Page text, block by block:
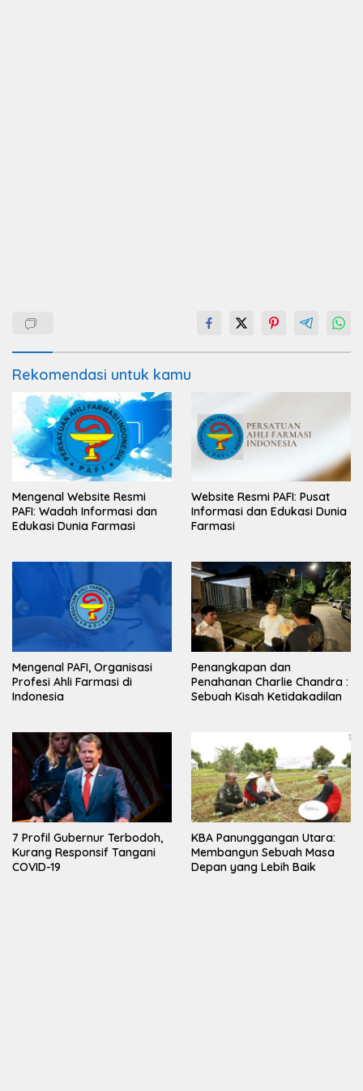
Rekomendasi untuk kamu
Mengenal Website Resmi
PAFI: Wadah Informasi dan
Edukasi Dunia Farmasi
Website Resmi PAFI: Pusat
Informasi dan Edukasi Dunia
Farmasi
Mengenal PAFI, Organisasi
Profesi Ahli Farmasi di
Indonesia
Penangkapan dan
Penahanan Charlie Chandra :
Sebuah Kisah Ketidakadilan
7 Profil Gubernur Terbodoh,
Kurang Responsif Tangani
COVID-19
KBA Panunggangan Utara:
Membangun Sebuah Masa
Depan yang Lebih Baik